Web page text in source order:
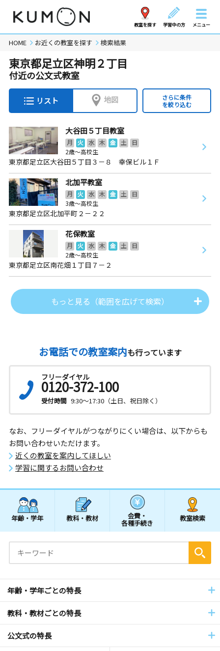
教室を探す 学習中の方 メニュー
HOME お近くの教室を探す 検索結果
東京都足立区神明２丁目
付近の公文式教室
リスト 地図
さらに条件
を絞り込む
大谷田５丁目教室
月 火 水 木 金 土
日
2歳～高校生
東京都足立区大谷田５丁目３－８ 幸保ビル１Ｆ
北加平教室
月 火 水 木 金 土
日
3歳～高校生
東京都足立区北加平町２－２２
花保教室
月 火 水 木 金 土
日
2歳～高校生
東京都足立区南花畑１丁目７－２
もっと見る（範囲を広げて検索）
お電話での教室案内も行っています
フリーダイヤル
0120-372-100
受付時間 9:30～17:30（土日、祝日除く）
なお、フリーダイヤルがつながりにくい場合は、以下からも
お問い合わせいただけます。
近くの教室を案内してほしい
学習に関するお問い合わせ
年齢・学年 教科・教材 会費・
各種手続き
教室検索
年齢・学年ごとの特長
教科・教材ごとの特長
公文式の特長